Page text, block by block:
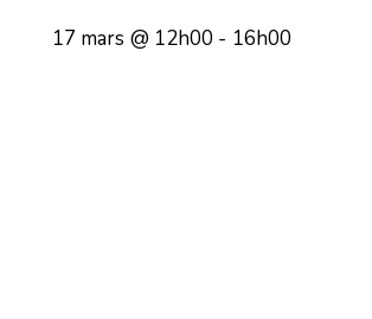
17 mars @ 12h00 - 16h00